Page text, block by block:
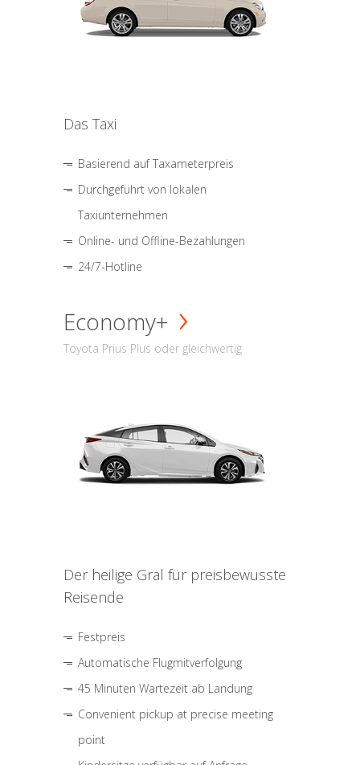
Das Taxi
Basierend auf Taxameterpreis
Durchgeführt von lokalen
Taxiunternehmen
Online- und Offline-Bezahlungen
24/7-Hotline
Economy+
Toyota Prius Plus oder gleichwertig
Der heilige Gral für preisbewusste
Reisende
Festpreis
Automatische Flugmitverfolgung
45 Minuten Wartezeit ab Landung
Convenient pickup at precise meeting
point